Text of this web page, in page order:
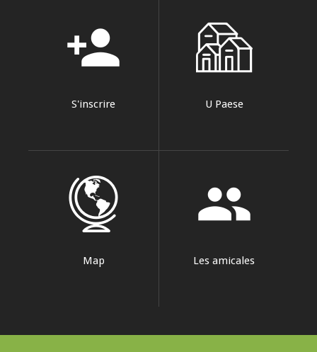
person_add
S'inscrire U Paese
Map
group
Les amicales